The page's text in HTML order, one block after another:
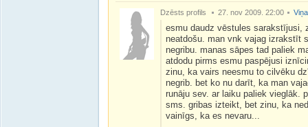
Dzēsts profils 27. nov 2009. 22:00
esmu daudz vēstules sarakstījusi,
neatdošu. man vnk vajag izrakstīt
negribu. manas sāpes tad paliek
atdodu pirms esmu paspējusi
zinu, ka vairs neesmu to cilvēku
negrib. bet ko nu darīt, ka man
runāju sev. ar laiku paliek vieglāk.
sms. gribas izteikt, bet zinu, ka
vainīgs, ka es nevaru...